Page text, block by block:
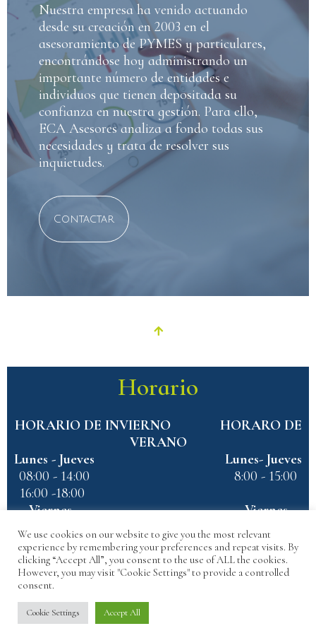
Nuestra empresa ha venido actuando
desde su creación en 2003 en el
asesoramiento de PYMES y particulares,
encontrándose hoy administrando un
importante número de entidades e
individuos que tienen depositada su
confianza en nuestra gestión. Para ello,
ECA Asesores analiza a fondo todas sus
necesidades y trata de resolver sus
inquietudes.
Contactar
Horario
HORARIO DE INVIERNO HORARO DE
VERANO
Lunes - Jueves Lunes- Jueves
08:00 - 14:00 8:00 - 15:00
16:00 -18:00
Viernes Viernes
08:00 - 14:00 8:00 - 15:00
We use cookies on our website to give you the most relevant
experience by remembering your preferences and repeat visits. By
clicking “Accept All”, you consent to the use of ALL the cookies.
However, you may visit "Cookie Settings" to provide a controlled
consent.
Cookie Settings Accept All